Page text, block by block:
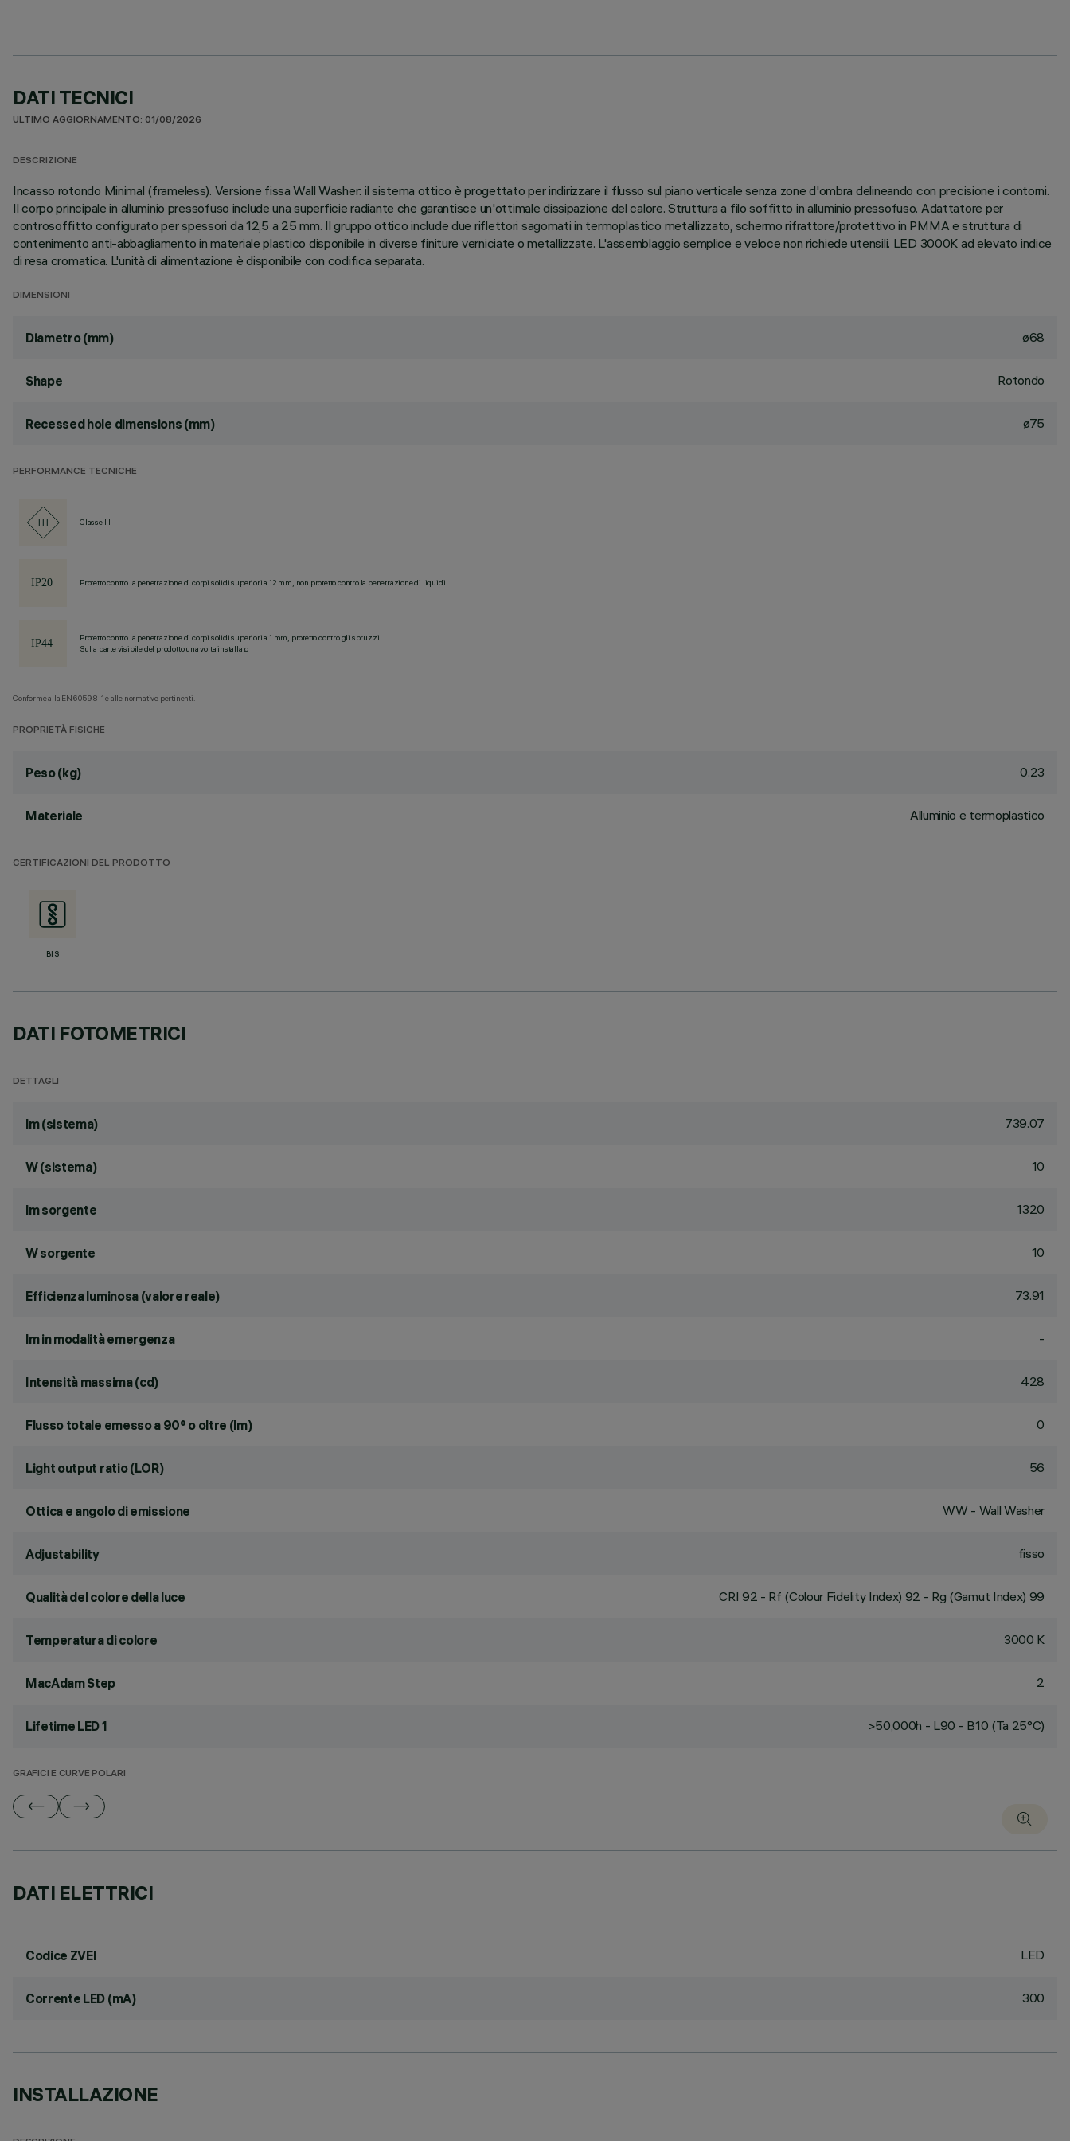
DATI TECNICI
ULTIMO AGGIORNAMENTO: 01/08/2026
DESCRIZIONE
Incasso rotondo Minimal (frameless). Versione fissa Wall Washer: il sistema ottico è progettato per indirizzare il flusso sul piano verticale senza zone d'ombra delineando con precisione i contorni.
Il corpo principale in alluminio pressofuso include una superficie radiante che garantisce un'ottimale dissipazione del calore. Struttura a filo soffitto in alluminio pressofuso. Adattatore per
controsoffitto configurato per spessori da 12,5 a 25 mm. Il gruppo ottico include due riflettori sagomati in termoplastico metallizzato, schermo rifrattore/protettivo in PMMA e struttura di
contenimento anti-abbagliamento in materiale plastico disponibile in diverse finiture verniciate o metallizzate. L'assemblaggio semplice e veloce non richiede utensili. LED 3000K ad elevato indice
di resa cromatica. L'unità di alimentazione è disponibile con codifica separata.
DIMENSIONI
Diametro (mm) ø68
Shape Rotondo
Recessed hole dimensions (mm) ø75
PERFORMANCE TECNICHE
Classe III
Protetto contro la penetrazione di corpi solidi superiori a 12 mm, non protetto contro la penetrazione di liquidi.
Protetto contro la penetrazione di corpi solidi superiori a 1 mm, protetto contro gli spruzzi.
Sulla parte visibile del prodotto una volta installato
Conforme alla EN60598-1 e alle normative pertinenti.
PROPRIETÀ FISICHE
Peso (kg) 0.23
Materiale Alluminio e termoplastico
CERTIFICAZIONI DEL PRODOTTO
BIS
DATI FOTOMETRICI
DETTAGLI
lm (sistema) 739.07
W (sistema) 10
lm sorgente 1320
W sorgente 10
Efficienza luminosa (valore reale) 73.91
lm in modalità emergenza -
Intensità massima (cd) 428
Flusso totale emesso a 90° o oltre (lm) 0
Light output ratio (LOR) 56
Ottica e angolo di emissione WW - Wall Washer
Adjustability fisso
Qualità del colore della luce CRI 92 - Rf (Colour Fidelity Index) 92 - Rg (Gamut Index) 99
Temperatura di colore 3000 K
MacAdam Step 2
Lifetime LED 1 >50,000h - L90 - B10 (Ta 25°C)
GRAFICI E CURVE POLARI
DATI ELETTRICI
Codice ZVEI LED
Corrente LED (mA) 300
INSTALLAZIONE